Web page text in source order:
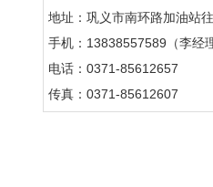
地址：巩义市南环路加油站
手机：13838557589（李经理
电话：0371-85612657
传真：0371-85612607